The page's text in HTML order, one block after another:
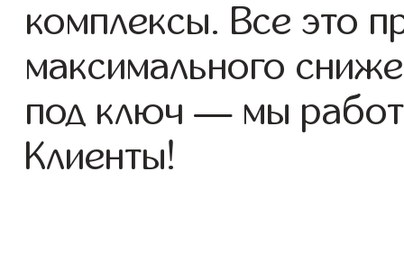
комплексы. Все это
максимального
под ключ — мы
Клиенты!